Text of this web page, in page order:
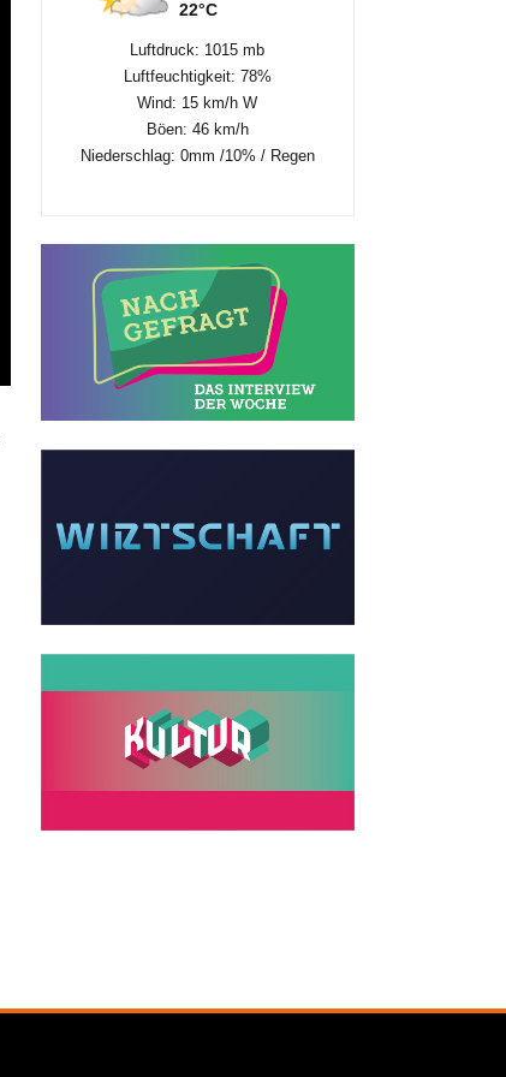
22°C
Luftdruck: 1015 mb
Luftfeuchtigkeit: 78%
Wind: 15 km/h W
Böen: 46 km/h
Niederschlag: 0mm /10% / Regen